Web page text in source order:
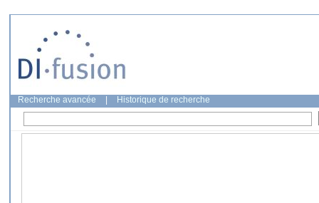
Recherche avancée Historique de recherche